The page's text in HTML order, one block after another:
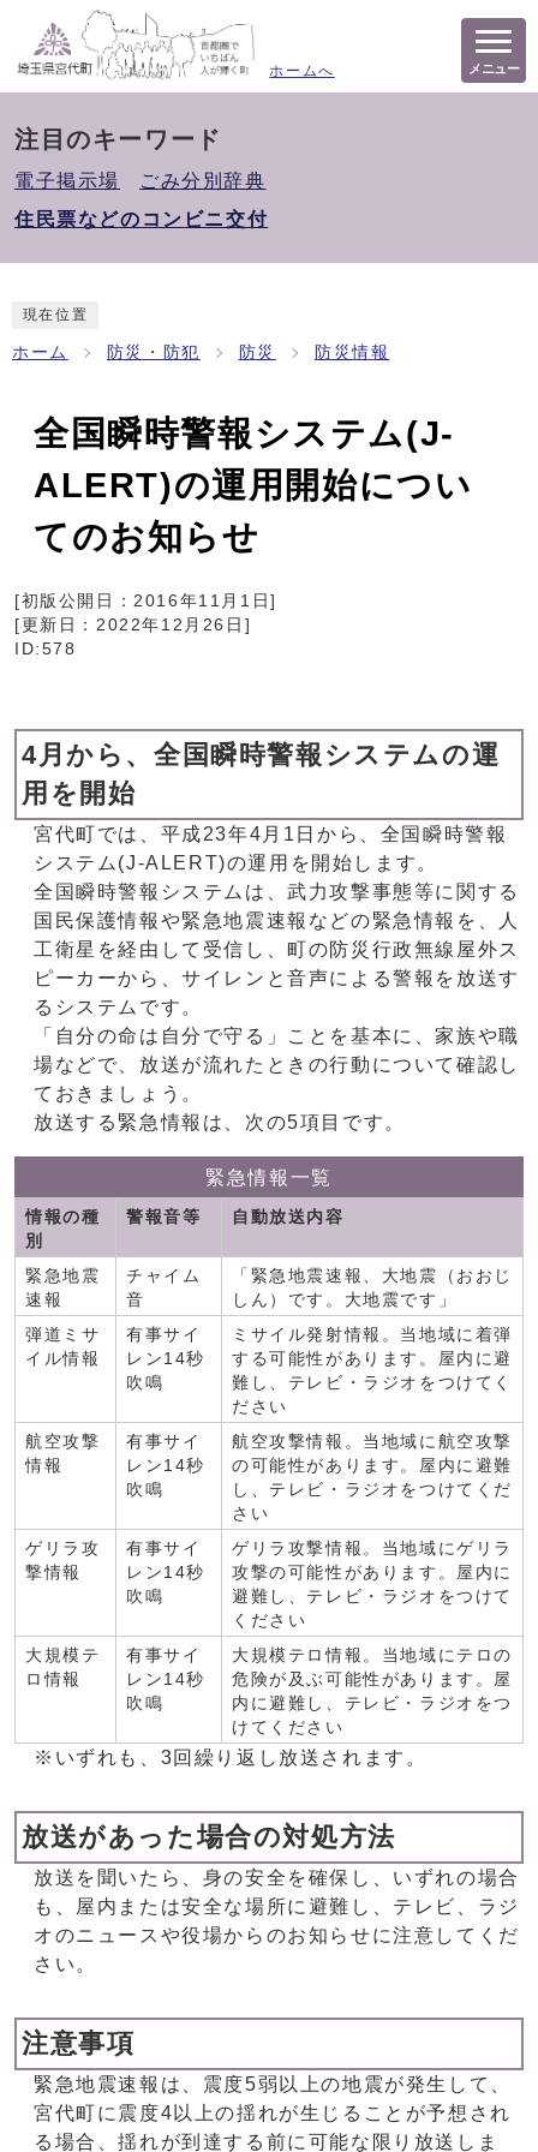
ホームへ メニュー
注目のキーワード
電子掲示場
ごみ分別辞典
住民票などのコンビニ交付
現在位置
ホーム 防災・防犯 防災 防災情報
全国瞬時警報システム(J-
ALERT)の運用開始につい
てのお知らせ
[初版公開日：2016年11月1日]
[更新日： 2022年12月26日 ]
ID:578
4月から、全国瞬時警報システムの運
用を開始
宮代町では、平成23年4月1日から、全国瞬時警報
システム(J-ALERT)の運用を開始します。
全国瞬時警報システムは、武力攻撃事態等に関する
国民保護情報や緊急地震速報などの緊急情報を、人
工衛星を経由して受信し、町の防災行政無線屋外ス
ピーカーから、サイレンと音声による警報を放送す
るシステムです。
「自分の命は自分で守る」ことを基本に、家族や職
場などで、放送が流れたときの行動について確認し
ておきましょう。
放送する緊急情報は、次の5項目です。
緊急情報一覧
情報の種
別
警報音等 自動放送内容
緊急地震
速報
チャイム
音
「緊急地震速報、大地震（おおじ
しん）です。大地震です」
弾道ミサ
イル情報
有事サイ
レン14秒
吹鳴
ミサイル発射情報。当地域に着弾
する可能性があります。屋内に避
難し、テレビ・ラジオをつけてく
ださい
航空攻撃
情報
有事サイ
レン14秒
吹鳴
航空攻撃情報。当地域に航空攻撃
の可能性があります。屋内に避難
し、テレビ・ラジオをつけてくだ
さい
ゲリラ攻
撃情報
有事サイ
レン14秒
吹鳴
ゲリラ攻撃情報。当地域にゲリラ
攻撃の可能性があります。屋内に
避難し、テレビ・ラジオをつけて
ください
大規模テ
ロ情報
有事サイ
レン14秒
吹鳴
大規模テロ情報。当地域にテロの
危険が及ぶ可能性があります。屋
内に避難し、テレビ・ラジオをつ
けてください
※いずれも、3回繰り返し放送されます。
放送があった場合の対処方法
放送を聞いたら、身の安全を確保し、いずれの場合
も、屋内または安全な場所に避難し、テレビ、ラジ
オのニュースや役場からのお知らせに注意してくだ
さい。
注意事項
緊急地震速報は、震度5弱以上の地震が発生して、
宮代町に震度4以上の揺れが生じることが予想され
る場合、揺れが到達する前に可能な限り放送しま